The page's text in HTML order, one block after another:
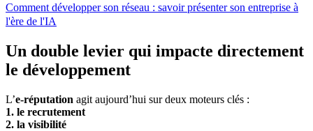
Comment développer son réseau : savoir présenter son entreprise à
l'ère de l'IA
Un double levier qui impacte directement
le développement
L’e-réputation agit aujourd’hui sur deux moteurs clés :
1. le recrutement
2. la visibilité